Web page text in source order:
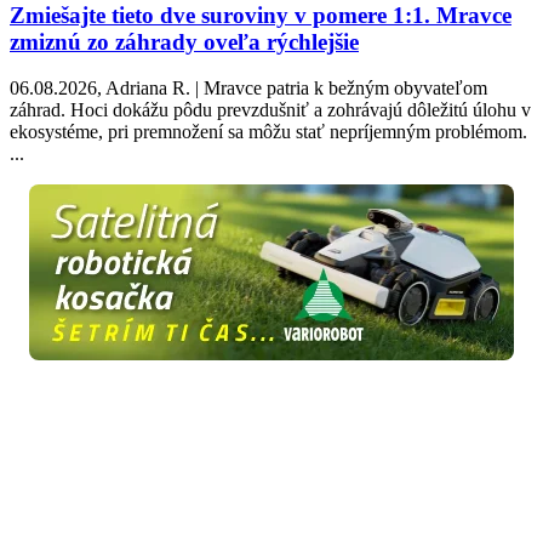
Zmiešajte tieto dve suroviny v pomere 1:1. Mravce
zmiznú zo záhrady oveľa rýchlejšie
06.08.2026, Adriana R. | Mravce patria k bežným obyvateľom
záhrad. Hoci dokážu pôdu prevzdušniť a zohrávajú dôležitú úlohu v
ekosystéme, pri premnožení sa môžu stať nepríjemným problémom.
...